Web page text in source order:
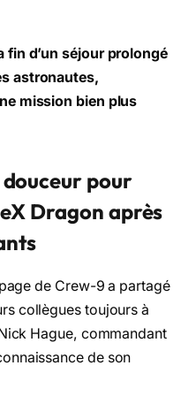
fin d’un séjour prolongé
astronautes,
mission bien plus
pour
Dragon après
de Crew-9 a partagé
collègues toujours à
Hague, commandant
de son